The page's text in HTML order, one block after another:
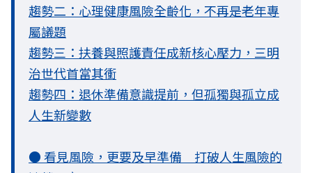
趨勢二：心理健康風險全齡化，不再是老年專
屬議題
趨勢三：扶養與照護責任成新核心壓力，三明
治世代首當其衝
趨勢四：退休準備意識提前，但孤獨與孤立成
人生新變數
● 看見風險，更要及早準備 打破人生風險的